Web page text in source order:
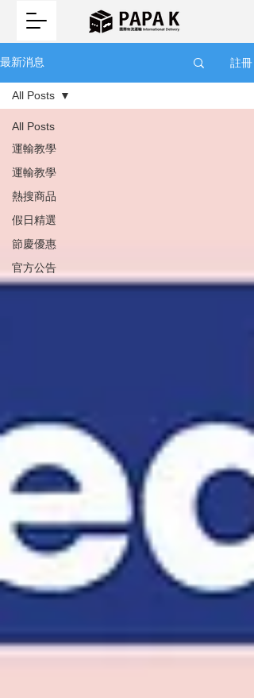
最新消息 註冊
All Posts
運輸教學
運輸教學
熱搜商品
假日精選
節慶優惠
官方公告
All Posts